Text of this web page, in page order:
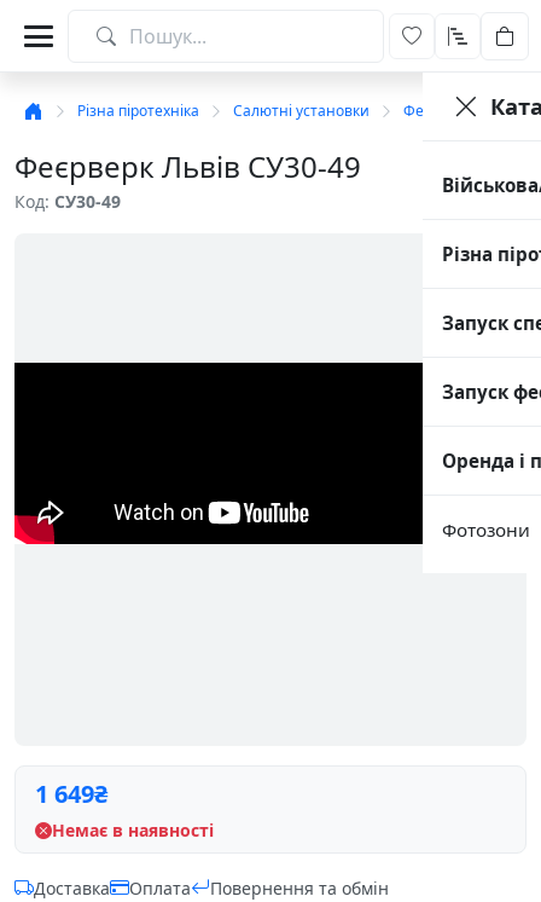
Різна
Запуск
Запуск
Оренда і
Фотозони
Різна піротехніка Салютні установки Феєрверки на 49-
Феєрверк Львів СУ30-49
Код: СУ30-49
1 649₴
Немає в наявності
Доставка Оплата Повернення та обмін